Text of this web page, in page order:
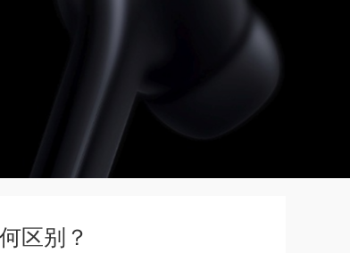
区别？